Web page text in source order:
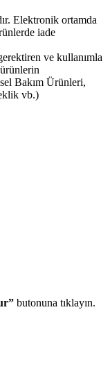
Elektronik ortamda
iade
ve kullanımla
Bakım Ürünleri,
vb.)
butonuna tıklayın.